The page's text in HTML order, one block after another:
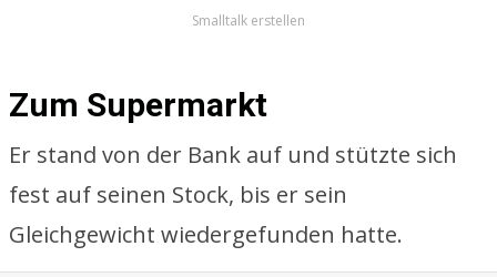
Smalltalk erstellen
Zum Supermarkt
Er stand von der Bank auf und stützte sich
fest auf seinen Stock, bis er sein
Gleichgewicht wiedergefunden hatte.